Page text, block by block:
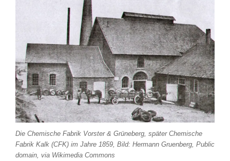
Die Chemische Fabrik Vorster & Grüneberg, später Chemische
Fabrik Kalk (CFK) im Jahre 1859, Bild: Hermann Gruenberg, Public
domain, via Wikimedia Commons